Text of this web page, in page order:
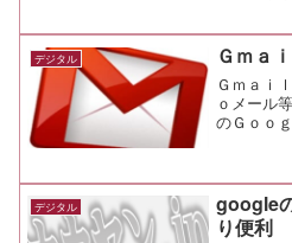
世界中
思い出は
ストリー
を含めて
デジタル Ｇｍａ
Ｇｍａｉ
ｏメール
のＧｏｏ
デジタル
google
り便利